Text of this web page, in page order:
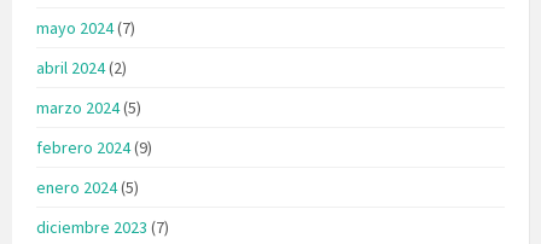
mayo 2024(7)
abril 2024(2)
marzo 2024(5)
febrero 2024(9)
enero 2024(5)
diciembre 2023 (7)